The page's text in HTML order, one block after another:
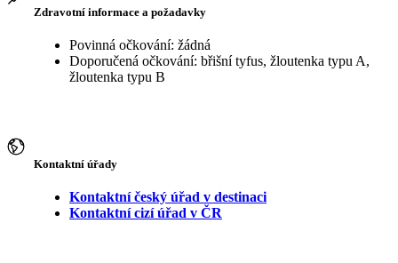
Zdravotní informace a požadavky
Povinná očkování: žádná
Doporučená očkování: břišní tyfus, žloutenka typu A,
žloutenka typu B
Kontaktní úřady
Kontaktní český úřad v destinaci
Kontaktní cizí úřad v ČR